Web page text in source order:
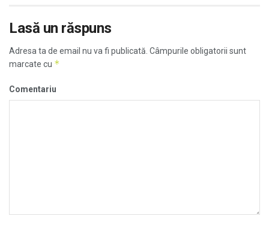
Lasă un răspuns
Adresa ta de email nu va fi publicată. Câmpurile obligatorii sunt
marcate cu *
Comentariu